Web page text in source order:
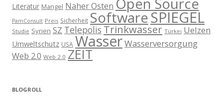
Literatur Mangel Naher Osten Open Source
PamConsult Preis Sicherheit SoftwareSPIEGEL
Studie Syrien SZ Telepolis Trinkwasser Türkei Uelzen
Umweltschutz USA WasserWasserversorgung
Web 2.0 Web 2.0 ZEIT
BLOGROLL